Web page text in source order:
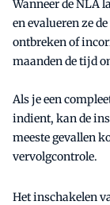
Wanneer de NLA
en evalueren ze
ontbreken of
maanden de tijd
Als je een
indient, kan de
meeste gevallen
vervolgcontrole.
Het inschakelen